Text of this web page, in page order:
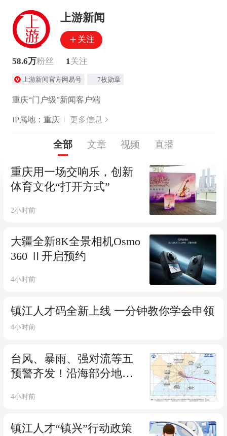
上游新闻
关注
58.6万粉丝 1 关注
上游新闻官方网易号 7枚勋章
重庆“门户级”新闻客户端
IP属地：重庆 更多信息
全部 文章 视频 直播
重庆用一场交响乐，创新
体育文化“打开方式”
2小时前
大疆全新8K全景相机Osmo
360 Ⅱ开启预约
4小时前
镇江人才码全新上线 一分钟教你学会申领
4小时前
台风、暴雨、强对流等五
预警齐发！沿海部分地区
4小时前
镇江人才“镇兴”行动政策